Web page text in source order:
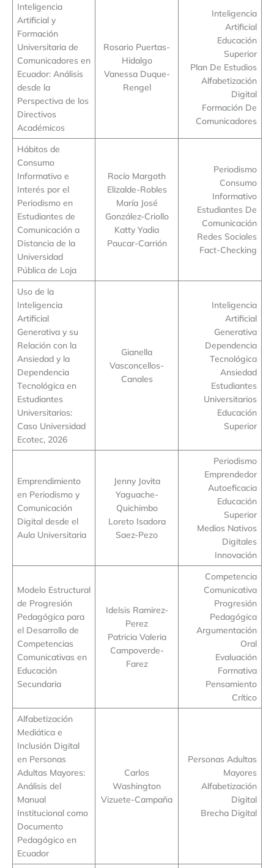
Inteligencia
Artificial y
Formación
Universitaria de
Comunicadores en
Ecuador: Análisis
desde la
Perspectiva de los
Directivos
Académicos
Rosario Puertas-
Hidalgo
Vanessa Duque-
Rengel
Inteligencia
Artificial
Educación
Superior
Plan De Estudios
Alfabetización
Digital
Formación De
Comunicadores
Hábitos de
Consumo
Informativo e
Interés por el
Periodismo en
Estudiantes de
Comunicación a
Distancia de la
Universidad
Pública de Loja
Rocío Margoth
Elizalde-Robles
María José
González-Criollo
Katty Yadia
Paucar-Carrión
Periodismo
Consumo
Informativo
Estudiantes De
Comunicación
Redes Sociales
Fact-Checking
Uso de la
Inteligencia
Artificial
Generativa y su
Relación con la
Ansiedad y la
Dependencia
Tecnológica en
Estudiantes
Universitarios:
Caso Universidad
Ecotec, 2026
Gianella
Vasconcellos-
Canales
Inteligencia
Artificial
Generativa
Dependencia
Tecnológica
Ansiedad
Estudiantes
Universitarios
Educación
Superior
Emprendimiento
en Periodismo y
Comunicación
Digital desde el
Aula Universitaria
Jenny Jovita
Yaguache-
Quichimbo
Loreto Isadora
Saez-Pezo
Periodismo
Emprendedor
Autoeficacia
Educación
Superior
Medios Nativos
Digitales
Innovación
Modelo Estructural
de Progresión
Pedagógica para
el Desarrollo de
Competencias
Comunicativas en
Educación
Secundaria
Idelsis Ramirez-
Perez
Patricia Valeria
Campoverde-
Farez
Competencia
Comunicativa
Progresión
Pedagógica
Argumentación
Oral
Evaluación
Formativa
Pensamiento
Crítico
Alfabetización
Mediática e
Inclusión Digital
en Personas
Adultas Mayores:
Análisis del
Manual
Institucional como
Documento
Pedagógico en
Ecuador
Carlos
Washington
Vizuete-Campaña
Personas Adultas
Mayores
Alfabetización
Digital
Brecha Digital